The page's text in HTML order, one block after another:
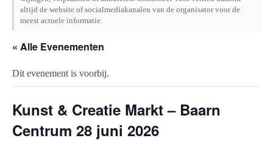
altijd de website of socialmediakanalen van de organisator voor de
meest actuele informatie.
« Alle Evenementen
Dit evenement is voorbij.
Kunst & Creatie Markt – Baarn
Centrum 28 juni 2026